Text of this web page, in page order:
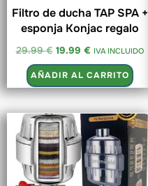
Filtro de ducha TAP SPA +
esponja Konjac regalo
29.99€ 19.99 € IVA INCLUIDO
AÑADIR AL CARRITO